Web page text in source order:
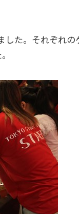
した。それぞれ